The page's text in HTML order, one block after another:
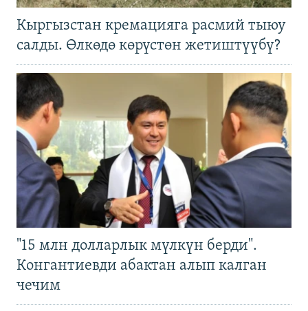
Кыргызстан кремацияга расмий тыюу
салды. Өлкөдө көрүстөн жетиштүүбү?
"15 млн долларлык мүлкүн берди".
Конгантиевди абактан алып калган
чечим